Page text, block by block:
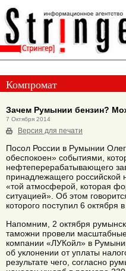
Компромат
Зачем Румынии бензин?
7 Октября 2014
Версия для печати
Посол России в Румынии
обеспокоен» событиями,
нефтеперерабатывающего
принадлежащего
«той атмосферой, которая
ситуацией». Об этом
которого поступил 6
Напомним, 2 октября
таможни провели
компании «ЛУКойл» в
об уклонении от уплаты
результате чего, согласно